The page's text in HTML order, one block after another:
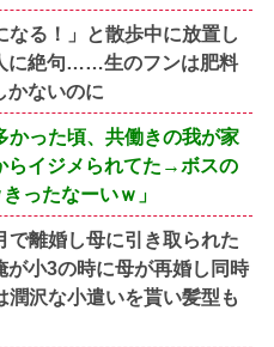
なる！」と散歩中に放置し
に絶句……生のフンは肥料
かないのに
かった頃、共働きの我が家
らイジメられてた→ボスの
ったなーいｗ」
で離婚し母に引き取られた
が小3の時に母が再婚し同時
沢な小遣いを貰い髪型も